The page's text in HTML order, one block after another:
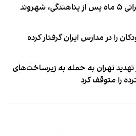
دو فوتبالیست زن ایرانی ۵ ماه پس از پناهندگی، شهروند
را در مدارس ایران گرفتار کرده
تهدید تهران به حمله به زیرساخت‌های
را متوقف کرد